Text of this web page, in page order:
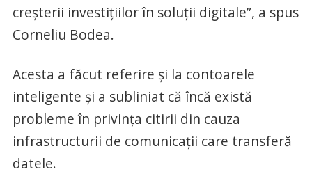
creşterii investiţiilor în soluţii digitale”, a spus
Corneliu Bodea.
Acesta a făcut referire şi la contoarele
inteligente şi a subliniat că încă există
probleme în privinţa citirii din cauza
infrastructurii de comunicaţii care transferă
datele.